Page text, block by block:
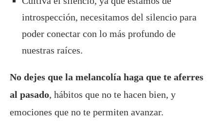
introspección, necesitamos del silencio para
poder conectar con lo más profundo de
nuestras raíces.
No dejes que la melancolía haga que te aferres
al pasado, hábitos que no te hacen bien, y
emociones que no te permiten avanzar.